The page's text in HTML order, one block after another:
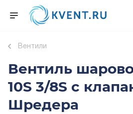
Вентили
Вентиль
10S 3/8S с
Шредера